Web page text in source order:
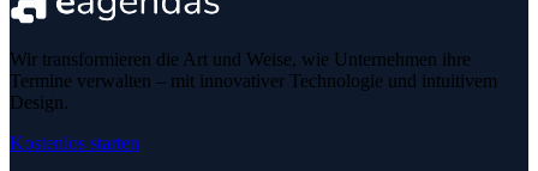
Wir transformieren die Art und Weise, wie Unternehmen ihre
Termine verwalten – mit innovativer Technologie und intuitivem
Design.
Kostenlos starten